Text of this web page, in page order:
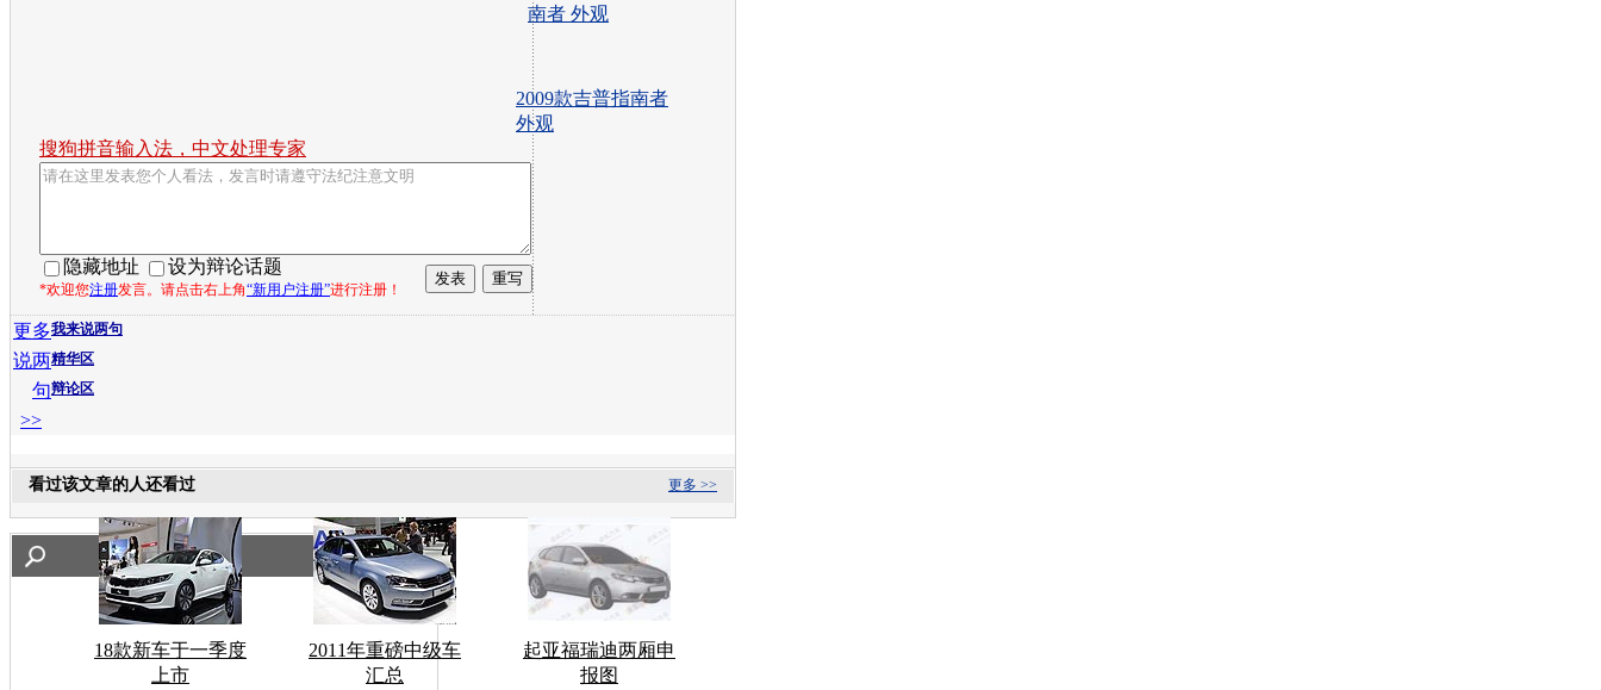
2009款吉普指南者
外观
搜狗拼音输入法，中文处理专家
隐藏地址 设为辩论话题
*欢迎您注册发言。请点击右上角“新用户注册”进行注册！
我来说两句
精华区
辩论区
更多
说两
句
>>
更多 >>
看过该文章的人还看过
18款新车于一季度
上市
2011年重磅中级车
汇总
起亚福瑞迪两厢申
报图